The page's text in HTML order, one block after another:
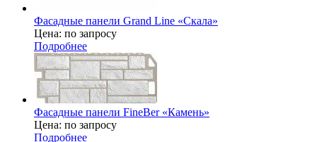
Фасадные панели Grand Line «Скала»
Цена: по запросу
Подробнее
Фасадные панели FineBer «Камень»
Цена: по запросу
Подробнее